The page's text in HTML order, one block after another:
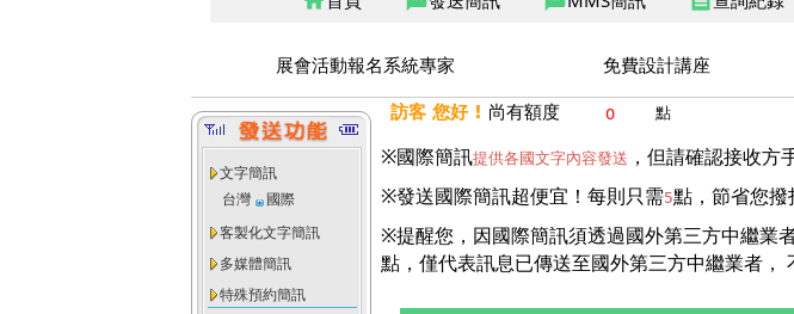
展會活動報名系統專家 免費設計講座
文字簡訊
台灣
國際
客製化文字簡訊
多媒體簡訊
特殊預約簡訊
訪客 您好 ! 尚有額度 點
※國際簡訊提供各國文字內容發送 ，但請確認接收方
※發送國際簡訊超便宜！每則只需5點，節省您撥
※提醒您，因國際簡訊須透過國外第三方中繼業
點，僅代表訊息已傳送至國外第三方中繼業者，